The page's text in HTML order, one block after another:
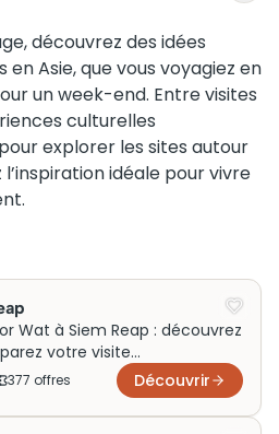
découvrez des idées
Asie, que vous voyagiez en
un week-end. Entre visites
culturelles
explorer les sites autour
idéale pour vivre
Wat à Siem Reap : découvrez
votre visite
377 offres Découvrir